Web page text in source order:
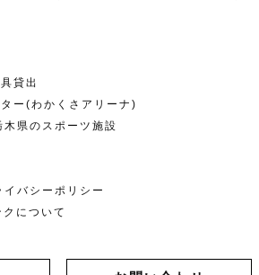
貸出
ー(わかくさアリーナ)
木県のスポーツ施設
イバシーポリシー
について